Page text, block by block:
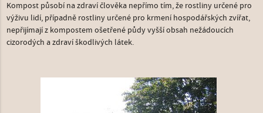
Kompost působí na zdraví člověka nepřímo tím, že rostliny určené pro
výživu lidí, případně rostliny určené pro krmení hospodářských zvířat,
nepřijímají z kompostem ošetřené půdy vyšší obsah nežádoucích
cizorodých a zdraví škodlivých látek.